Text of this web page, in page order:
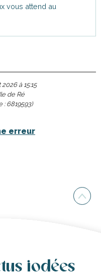
vous attend au
à 15:15
de Ré
: 6819593)
erreur
iodées